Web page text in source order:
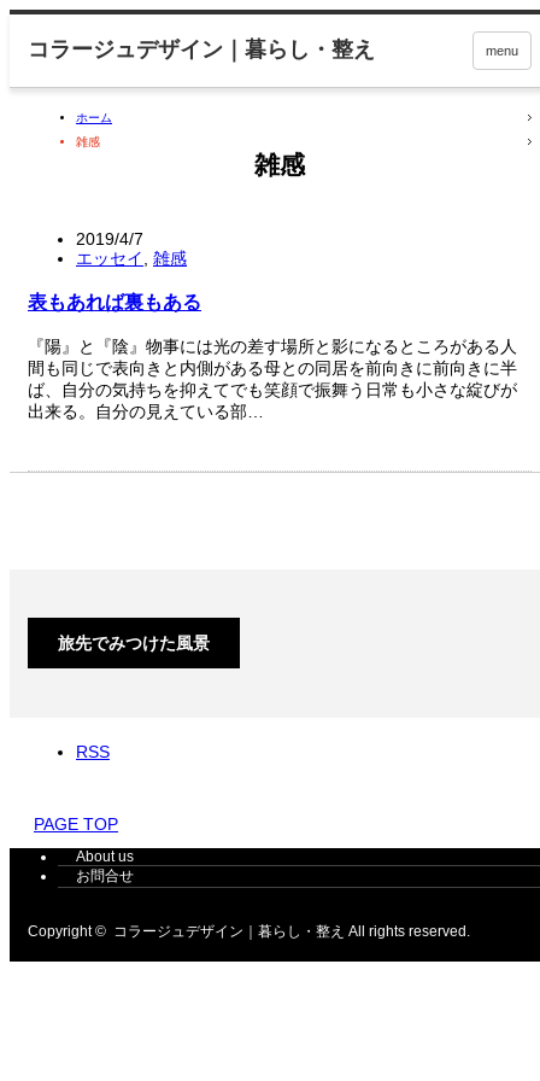
menu
ホーム
雑感
雑感
2019/4/7
エッセイ
雑感
表もあれば裏もある
『陽』と『陰』物事には光の差す場所と影になるところがある人
間も同じで表向きと内側がある母との同居を前向きに前向きに半
ば、自分の気持ちを抑えてでも笑顔で振舞う日常も小さな綻びが
出来る。自分の見えている部…
旅先でみつけた風景
RSS
PAGE TOP
About us
お問合せ
Copyright © コラージュデザイン｜暮らし・整え All rights reserved.